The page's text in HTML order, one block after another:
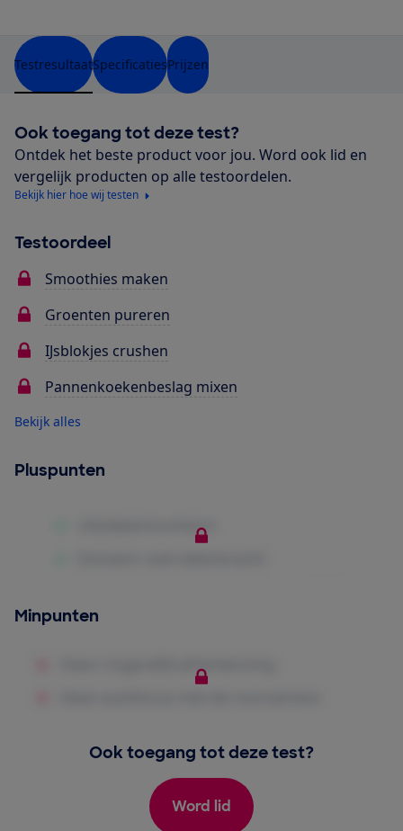
TestresultaatSpecificatiesPrijzen
Ook toegang tot deze test?
Ontdek het beste product voor jou. Word ook lid en
vergelijk producten op alle testoordelen.
Bekijk hier hoe wij testen
Testoordeel
Smoothies maken
Groenten pureren
IJsblokjes crushen
Pannenkoekenbeslag mixen
Bekijk alles
Pluspunten
Minpunten
Ook toegang tot deze test?
Word lid